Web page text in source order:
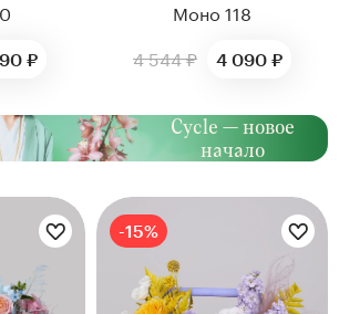
₽
Моно 118
4 544 ₽
4 090 ₽
Cycle — новое
начало
-15%